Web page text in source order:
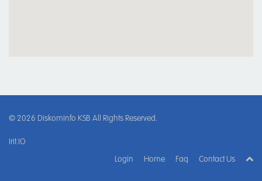
© 2026 Diskominfo KSB All Rights Reserved.
Irit.IO
Login Home Faq Contact Us